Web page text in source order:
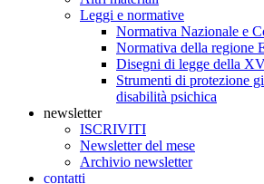
Leggi e normative
Normativa Nazionale e
Normativa della regione
Disegni di legge della
Strumenti di protezione
disabilità psichica
newsletter
ISCRIVITI
Newsletter del mese
Archivio newsletter
contatti